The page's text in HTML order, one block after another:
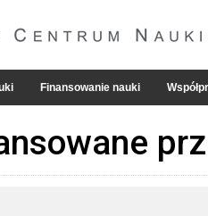
Finansowanie nauki